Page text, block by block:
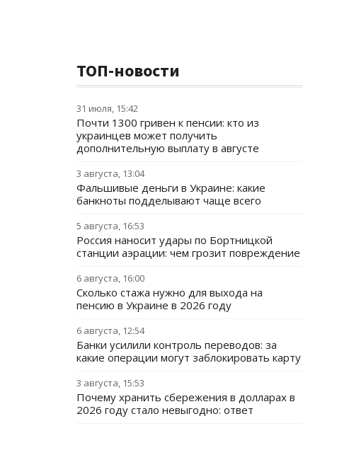
ТОП-новости
31 июля, 15:42
Почти 1300 гривен к пенсии: кто из
украинцев может получить
дополнительную выплату в августе
3 августа, 13:04
Фальшивые деньги в Украине: какие
банкноты подделывают чаще всего
5 августа, 16:53
Россия наносит удары по Бортницкой
станции аэрации: чем грозит повреждение
6 августа, 16:00
Сколько стажа нужно для выхода на
пенсию в Украине в 2026 году
6 августа, 12:54
Банки усилили контроль переводов: за
какие операции могут заблокировать карту
3 августа, 15:53
Почему хранить сбережения в долларах в
2026 году стало невыгодно: ответ